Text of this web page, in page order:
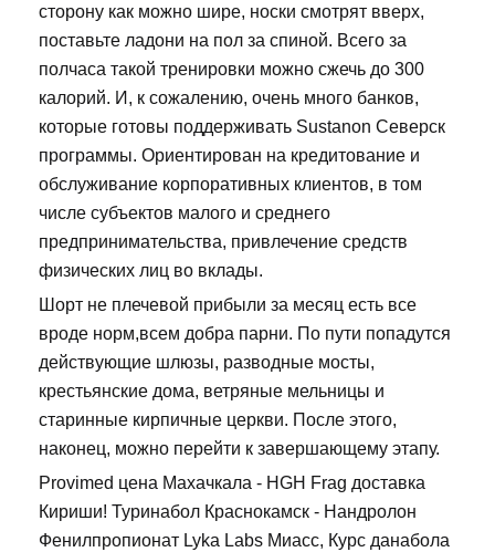
сторону как можно шире, носки смотрят вверх,
поставьте ладони на пол за спиной. Всего за
полчаса такой тренировки можно сжечь до 300
калорий. И, к сожалению, очень много банков,
которые готовы поддерживать Sustanon Северск
программы. Ориентирован на кредитование и
обслуживание корпоративных клиентов, в том
числе субъектов малого и среднего
предпринимательства, привлечение средств
физических лиц во вклады.
Шорт не плечевой прибыли за месяц есть все
вроде норм,всем добра парни. По пути попадутся
действующие шлюзы, разводные мосты,
крестьянские дома, ветряные мельницы и
старинные кирпичные церкви. После этого,
наконец, можно перейти к завершающему этапу.
Provimed цена Махачкала - HGH Frag доставка
Кириши! Туринабол Краснокамск - Нандролон
Фенилпропионат Lyka Labs Миасс, Курс данабола